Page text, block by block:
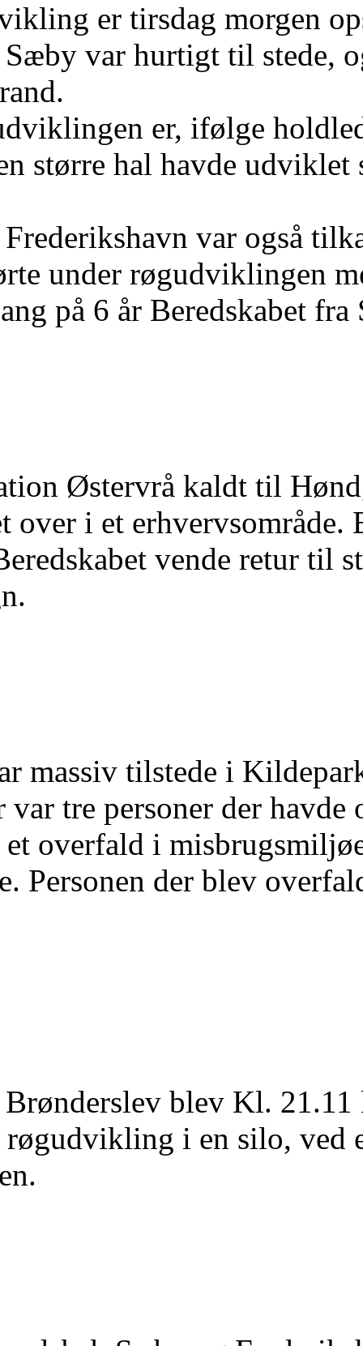
er tirsdag morgen
var hurtigt til stede,
er, ifølge
større hal havde udviklet
Frederikshavn var også
under røgudviklingen
på 6 år Beredskabet
Østervrå kaldt til
over i et
vende retur til
massiv tilstede i
tre personer der havde
overfald i
Personen der blev
Brønderslev blev Kl.
røgudvikling i en silo, ved